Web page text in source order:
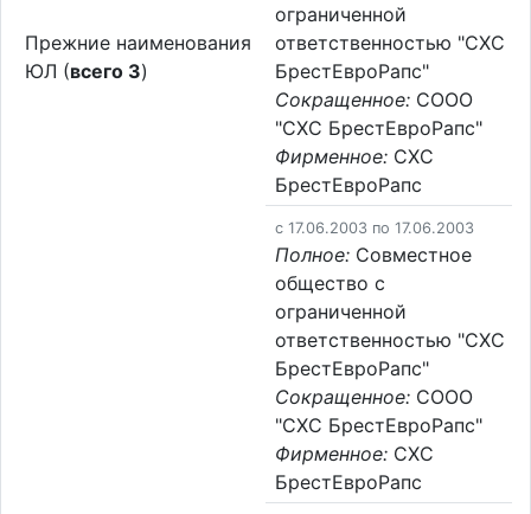
Прежние наименования
ЮЛ (всего 3)
ограниченной
ответственностью "СХС
БрестЕвроРапс"
Сокращенное: СООО
"СХС БрестЕвроРапс"
Фирменное: СХС
БрестЕвроРапс
c 17.06.2003 по 17.06.2003
Полное: Совместное
общество с
ограниченной
ответственностью "СХС
БрестЕвроРапс"
Сокращенное: СООО
"СХС БрестЕвроРапс"
Фирменное: СХС
БрестЕвроРапс